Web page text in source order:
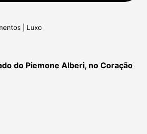
| Luxo
do Piemone Alberi, no Coração